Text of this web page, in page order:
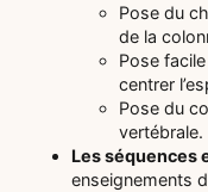
Pose du
de la
Pose
centrer
Pose du
vertébrale.
Les séquences
enseignements